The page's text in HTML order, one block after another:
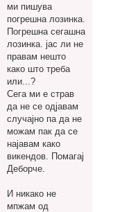
ми пишува
погрешна лозинка.
Погрешна сегашна
лозинка. јас ли не
правам нешто
како што треба
или...?
Сега ми е страв
да не се одјавам
случајно па да не
можам пак да се
најавам како
викендов. Помагај
Деборче.
И никако не
мпжам од